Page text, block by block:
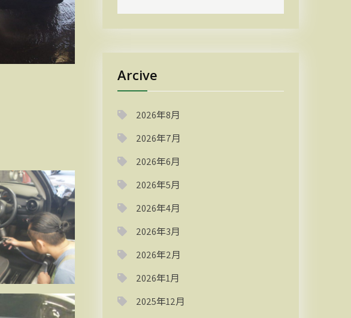
Arcive
2026年8月
2026年7月
2026年6月
2026年5月
2026年4月
2026年3月
2026年2月
2026年1月
2025年12月